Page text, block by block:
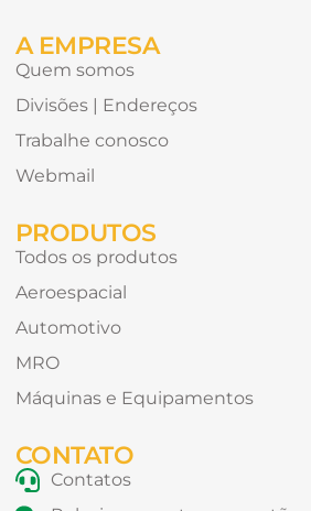
A EMPRESA
Quem somos
Divisões | Endereços
Trabalhe conosco
Webmail
PRODUTOS
Todos os produtos
Aeroespacial
Automotivo
MRO
Máquinas e Equipamentos
CONTATO
Contatos